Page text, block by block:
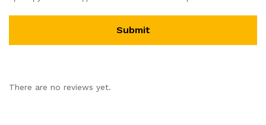
There are no reviews yet.